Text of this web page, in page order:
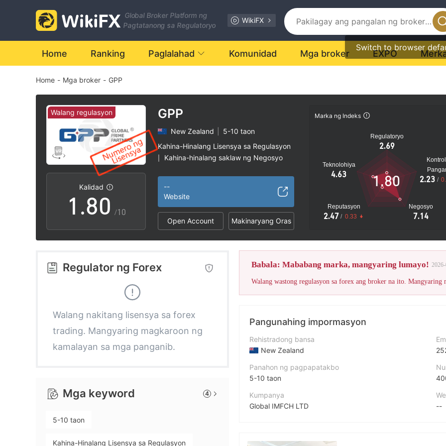
Global Broker Platform ng
Pagtatanong sa Regulatoryo
WikiFX
Switch to browser
Home Ranking Paglalahad Komunidad Mga broker EXPO
Home - Mga broker - GPP
Walang regulasyon
Kalidad
0
1
2
3
5
6
8
9
.
2
3
4
5
6
7
8
9
0
1
2
4
5
7
8
/10
GPP
New Zealand
5-10 taon
Kahina-Hinalang Lisensya sa Regulasyon
Kahina-hinalang saklaw ng Negosyo
--
Website
Open Account Makinaryang Oras
Marka ng Indeks
Regulatoryo
2.69
Teknolohiya
4.63
Reputasyon
2.47 / 0.33
Negosyo
7.14
2.23 /
1.80
Ang WikiFX Score ng
Regulator ng Forex
Walang nakitang lisensya sa forex
trading. Mangyaring magkaroon ng
kamalayan sa mga panganib.
Mga keyword 4
5-10 taon
Kahina-Hinalang Lisensya sa Regulasyon
Babala: Mababang marka, mangyaring lumayo!
Walang wastong regulasyon sa forex ang broker na ito. Mangyaring
Pangunahing impormasyon
Rehistradong bansa
New Zealand
Panahon ng pagpapatakbo
5-10 taon
Kumpanya
Global IMFCH LTD
--